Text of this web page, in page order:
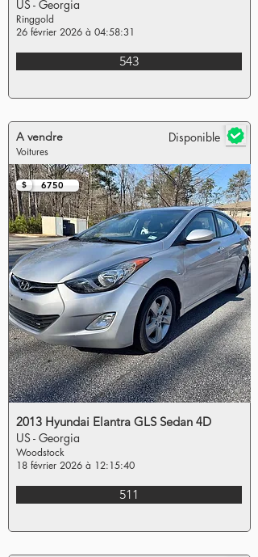
US - Georgia
Ringgold
26 février 2026 à 04:58:31
543
A vendre Disponible
Voitures
6750
$
2013 Hyundai Elantra GLS Sedan 4D
US - Georgia
Woodstock
18 février 2026 à 12:15:40
511